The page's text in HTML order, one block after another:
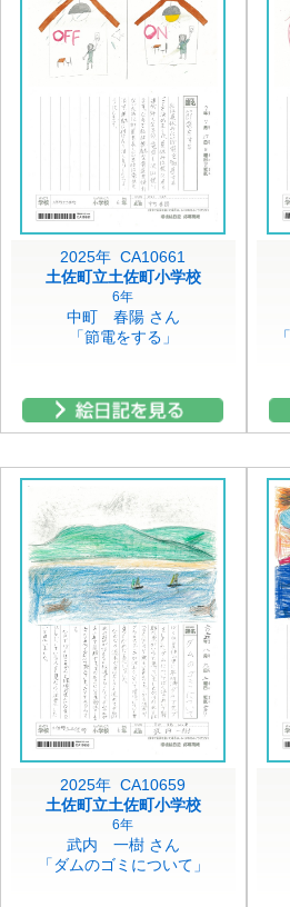
2025年 CA10661
土佐町立土佐町小学校
6年
中町 春陽 さん
「節電をする」
2025年 CA10659
土佐町立土佐町小学校
6年
武内 一樹 さん
「ダムのゴミについて」